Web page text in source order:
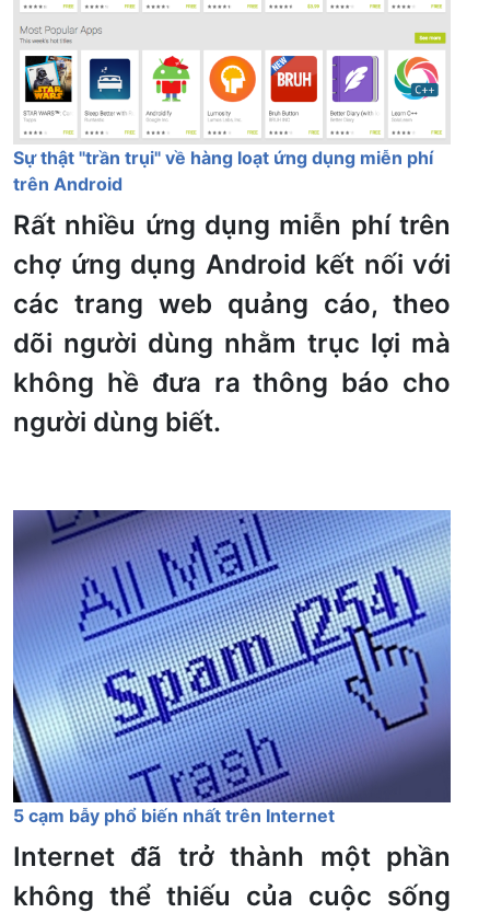
Sự thật "trần trụi" về hàng loạt ứng dụng miễn phí
trên Android
Rất nhiều ứng dụng miễn phí trên
chợ ứng dụng Android kết nối với
các trang web quảng cáo, theo
dõi người dùng nhằm trục lợi mà
không hề đưa ra thông báo cho
người dùng biết.
5 cạm bẫy phổ biến nhất trên Internet
Internet đã trở thành một phần
không thể thiếu của cuộc sống